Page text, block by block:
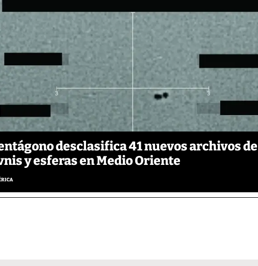
desclasifica 41 nuevos archivos de
y esferas en Medio Oriente